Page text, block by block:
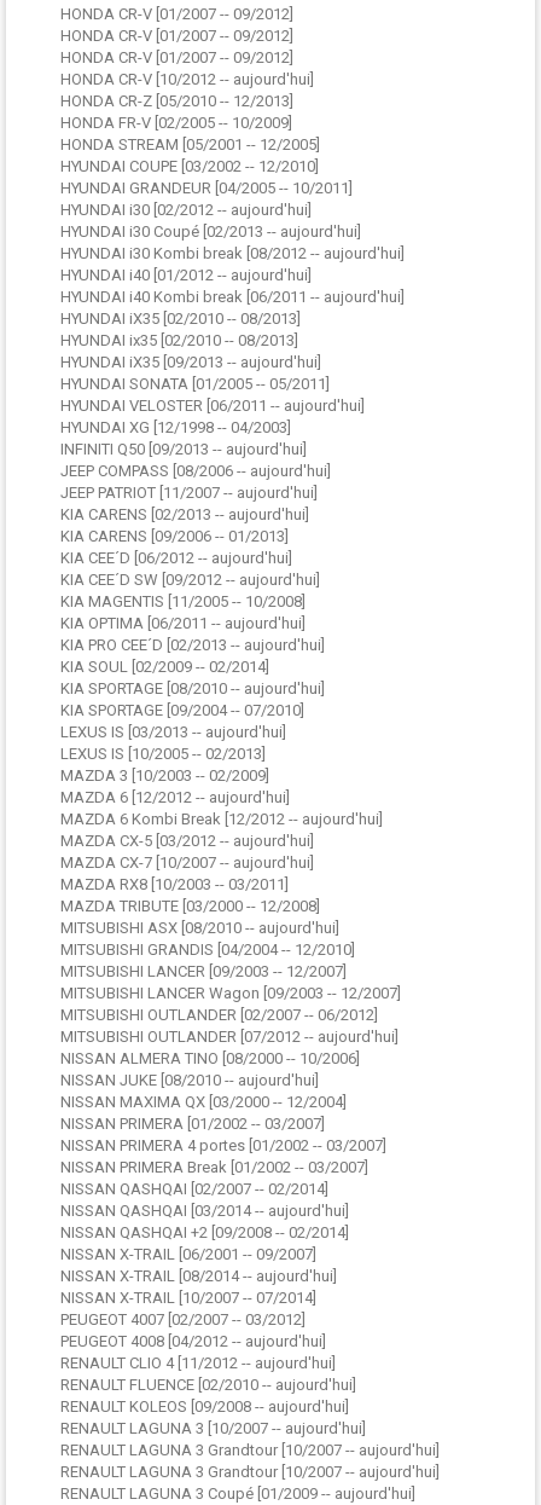
HONDA CR-V [01/2007 -- 09/2012]
HONDA CR-V [01/2007 -- 09/2012]
HONDA CR-V [01/2007 -- 09/2012]
HONDA CR-V [10/2012 -- aujourd'hui]
HONDA CR-Z [05/2010 -- 12/2013]
HONDA FR-V [02/2005 -- 10/2009]
HONDA STREAM [05/2001 -- 12/2005]
HYUNDAI COUPE [03/2002 -- 12/2010]
HYUNDAI GRANDEUR [04/2005 -- 10/2011]
HYUNDAI i30 [02/2012 -- aujourd'hui]
HYUNDAI i30 Coupé [02/2013 -- aujourd'hui]
HYUNDAI i30 Kombi break [08/2012 -- aujourd'hui]
HYUNDAI i40 [01/2012 -- aujourd'hui]
HYUNDAI i40 Kombi break [06/2011 -- aujourd'hui]
HYUNDAI iX35 [02/2010 -- 08/2013]
HYUNDAI ix35 [02/2010 -- 08/2013]
HYUNDAI iX35 [09/2013 -- aujourd'hui]
HYUNDAI SONATA [01/2005 -- 05/2011]
HYUNDAI VELOSTER [06/2011 -- aujourd'hui]
HYUNDAI XG [12/1998 -- 04/2003]
INFINITI Q50 [09/2013 -- aujourd'hui]
JEEP COMPASS [08/2006 -- aujourd'hui]
JEEP PATRIOT [11/2007 -- aujourd'hui]
KIA CARENS [02/2013 -- aujourd'hui]
KIA CARENS [09/2006 -- 01/2013]
KIA CEE´D [06/2012 -- aujourd'hui]
KIA CEE´D SW [09/2012 -- aujourd'hui]
KIA MAGENTIS [11/2005 -- 10/2008]
KIA OPTIMA [06/2011 -- aujourd'hui]
KIA PRO CEE´D [02/2013 -- aujourd'hui]
KIA SOUL [02/2009 -- 02/2014]
KIA SPORTAGE [08/2010 -- aujourd'hui]
KIA SPORTAGE [09/2004 -- 07/2010]
LEXUS IS [03/2013 -- aujourd'hui]
LEXUS IS [10/2005 -- 02/2013]
MAZDA 3 [10/2003 -- 02/2009]
MAZDA 6 [12/2012 -- aujourd'hui]
MAZDA 6 Kombi Break [12/2012 -- aujourd'hui]
MAZDA CX-5 [03/2012 -- aujourd'hui]
MAZDA CX-7 [10/2007 -- aujourd'hui]
MAZDA RX8 [10/2003 -- 03/2011]
MAZDA TRIBUTE [03/2000 -- 12/2008]
MITSUBISHI ASX [08/2010 -- aujourd'hui]
MITSUBISHI GRANDIS [04/2004 -- 12/2010]
MITSUBISHI LANCER [09/2003 -- 12/2007]
MITSUBISHI LANCER Wagon [09/2003 -- 12/2007]
MITSUBISHI OUTLANDER [02/2007 -- 06/2012]
MITSUBISHI OUTLANDER [07/2012 -- aujourd'hui]
NISSAN ALMERA TINO [08/2000 -- 10/2006]
NISSAN JUKE [08/2010 -- aujourd'hui]
NISSAN MAXIMA QX [03/2000 -- 12/2004]
NISSAN PRIMERA [01/2002 -- 03/2007]
NISSAN PRIMERA 4 portes [01/2002 -- 03/2007]
NISSAN PRIMERA Break [01/2002 -- 03/2007]
NISSAN QASHQAI [02/2007 -- 02/2014]
NISSAN QASHQAI [03/2014 -- aujourd'hui]
NISSAN QASHQAI +2 [09/2008 -- 02/2014]
NISSAN X-TRAIL [06/2001 -- 09/2007]
NISSAN X-TRAIL [08/2014 -- aujourd'hui]
NISSAN X-TRAIL [10/2007 -- 07/2014]
PEUGEOT 4007 [02/2007 -- 03/2012]
PEUGEOT 4008 [04/2012 -- aujourd'hui]
RENAULT CLIO 4 [11/2012 -- aujourd'hui]
RENAULT FLUENCE [02/2010 -- aujourd'hui]
RENAULT KOLEOS [09/2008 -- aujourd'hui]
RENAULT LAGUNA 3 [10/2007 -- aujourd'hui]
RENAULT LAGUNA 3 Grandtour [10/2007 -- aujourd'hui]
RENAULT LAGUNA 3 Grandtour [10/2007 -- aujourd'hui]
RENAULT LAGUNA 3 Coupé [01/2009 -- aujourd'hui]